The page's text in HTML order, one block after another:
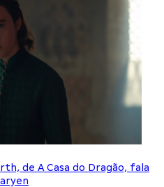
de A Casa do Dragão, fala